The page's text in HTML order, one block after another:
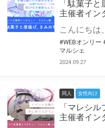
「駄菓子
主催者イン
#WEBオンリー
マルシェ
2024.09.27
同人 女性向け
「マレシ
主催者イン